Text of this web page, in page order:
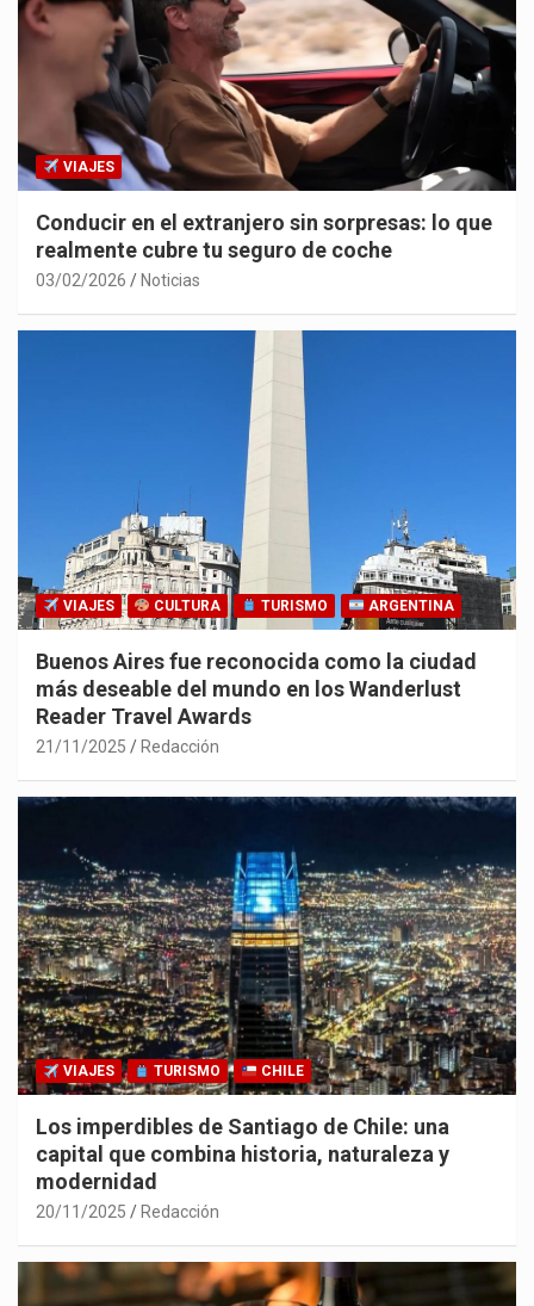
VIAJES
Conducir en el extranjero sin sorpresas: lo que
realmente cubre tu seguro de coche
03/02/2026 Noticias
VIAJES CULTURA TURISMO ARGENTINA
Buenos Aires fue reconocida como la ciudad
más deseable del mundo en los Wanderlust
Reader Travel Awards
21/11/2025 Redacción
VIAJES TURISMO CHILE
Los imperdibles de Santiago de Chile: una
capital que combina historia, naturaleza y
modernidad
20/11/2025 Redacción